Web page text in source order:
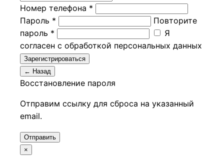
Номер телефона *
Пароль *
Повторите
пароль *
Я
согласен с обработкой персональных данных
Зарегистрироваться
← Назад
Восстановление пароля
Отправим ссылку для сброса на указанный
email.
Отправить
×